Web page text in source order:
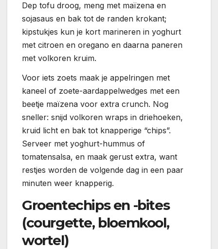
Dep tofu droog, meng met maïzena en
sojasaus en bak tot de randen krokant;
kipstukjes kun je kort marineren in yoghurt
met citroen en oregano en daarna paneren
met volkoren kruim.
Voor iets zoets maak je appelringen met
kaneel of zoete-aardappelwedges met een
beetje maïzena voor extra crunch. Nog
sneller: snijd volkoren wraps in driehoeken,
kruid licht en bak tot knapperige “chips”.
Serveer met yoghurt-hummus of
tomatensalsa, en maak gerust extra, want
restjes worden de volgende dag in een paar
minuten weer knapperig.
Groentechips en -bites
(courgette, bloemkool,
wortel)